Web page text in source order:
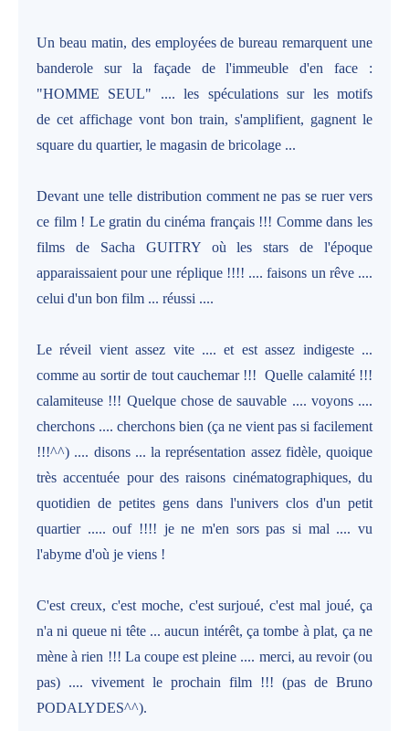
Un beau matin, des employées de bureau remarquent une
banderole sur la façade de l'immeuble d'en face :
"HOMME SEUL" .... les spéculations sur les motifs
de cet affichage vont bon train, s'amplifient, gagnent le
square du quartier, le magasin de bricolage ...
Devant une telle distribution comment ne pas se ruer vers
ce film ! Le gratin du cinéma français !!! Comme dans les
films de Sacha GUITRY où les stars de l'époque
apparaissaient pour une réplique !!!! .... faisons un rêve ....
celui d'un bon film ... réussi ....
Le réveil vient assez vite .... et est assez indigeste ...
comme au sortir de tout cauchemar !!! Quelle calamité !!!
calamiteuse !!! Quelque chose de sauvable .... voyons ....
cherchons .... cherchons bien (ça ne vient pas si facilement
!!!^^) .... disons ... la représentation assez fidèle, quoique
très accentuée pour des raisons cinématographiques, du
quotidien de petites gens dans l'univers clos d'un petit
quartier ..... ouf !!!! je ne m'en sors pas si mal .... vu
l'abyme d'où je viens !
C'est creux, c'est moche, c'est surjoué, c'est mal joué, ça
n'a ni queue ni tête ... aucun intérêt, ça tombe à plat, ça ne
mène à rien !!! La coupe est pleine .... merci, au revoir (ou
pas) .... vivement le prochain film !!! (pas de Bruno
PODALYDES^^).